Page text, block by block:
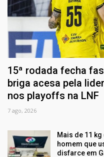
15ª rodada fecha
briga acesa pela
nos playoffs na LNF
7 ago, 2026
Mais de 11
homem que
disfarce em